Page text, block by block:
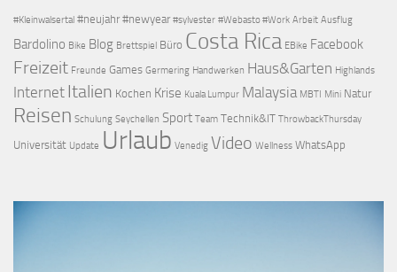
#Kleinwalsertal #neujahr #newyear #sylvester #Webasto #Work Arbeit Ausflug
Bardolino Bike Blog Brettspiel Büro Costa Rica EBike Facebook
Freizeit Freunde Games Germering Handwerken Haus&Garten Highlands
Internet Italien Kochen Krise Kuala Lumpur Malaysia MBTI Mini Natur
Reisen Schulung Seychellen Sport Team Technik&IT ThrowbackThursday
Universität Update Urlaub Venedig Video Wellness WhatsApp